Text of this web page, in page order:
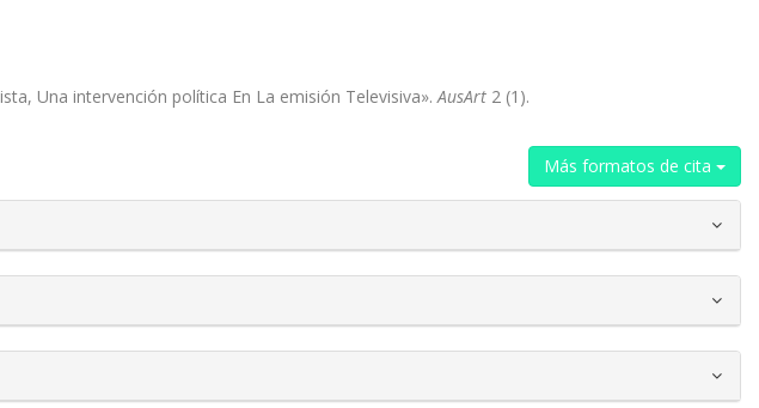
Una intervención política En La emisión Televisiva». AusArt 2 (1).
Más formatos de cita